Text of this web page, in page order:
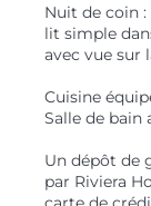
Nuit de coin
lit simple
avec vue sur
Cuisine
Salle de bain
Un dépôt de
par Riviera